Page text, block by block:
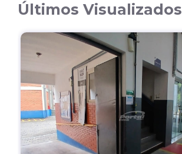
Últimos Visualizados